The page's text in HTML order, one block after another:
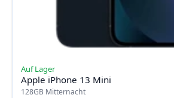
Auf Lager
Apple iPhone 13 Mini
128GB Mitternacht